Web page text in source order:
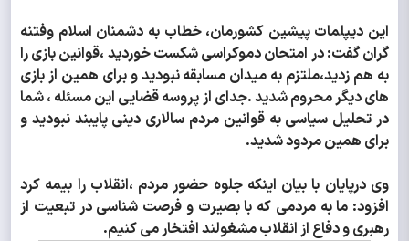
این دیپلمات پیشین کشورمان، خطاب به دشمنان اسلام وفتنه
گران گفت: در امتحان دموکراسی شکست خوردید ،قوانین بازی را
به هم زدید،ملتزم به میدان مسابقه نبودید و برای همین از بازی
های دیگر محروم شدید .جدای از پروسه قضایی این مسئله ، شما
در تحلیل سیاسی به قوانین مردم سالاری دینی پایبند نبودید و
برای همین مردود شدید.
وی درپایان با بیان اینکه جلوه حضور مردم ،انقلاب را بیمه کرد
افزود: ما به مردمی که با بصیرت و فرصت شناسی در تبعیت از
رهبری و دفاع از انقلاب مشغولند افتخار می کنیم.